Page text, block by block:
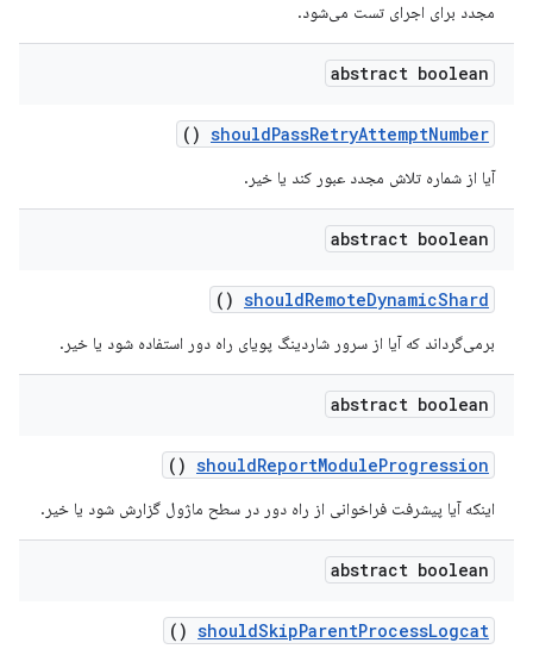
مجدد برای اجرای تست می‌شود.
abstract boolean
shouldPassRetryAttemptNumber
()
آیا از شماره تلاش مجدد عبور کند یا خیر.
abstract boolean
shouldRemoteDynamicShard
()
برمی‌گرداند که آیا از سرور شاردینگ پویای راه دور استفاده شود یا خیر.
abstract boolean
shouldReportModuleProgression
()
اینکه آیا پیشرفت فراخوانی از راه دور در سطح ماژول گزارش شود یا خیر.
abstract boolean
shouldSkipParentProcessLogcat
()